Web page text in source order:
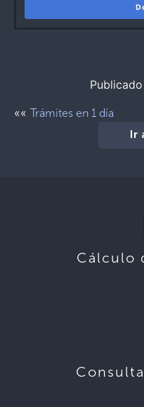
«« Trámites en 1 día
Ir
Cálculo